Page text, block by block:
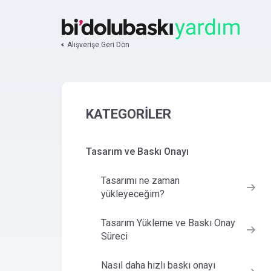
Alışverişe Geri Dön
KATEGORİLER
Tasarım ve Baskı Onayı
Tasarımı ne zaman
yükleyeceğim?
Tasarım Yükleme ve Baskı Onay
Süreci
Nasıl daha hızlı baskı onayı